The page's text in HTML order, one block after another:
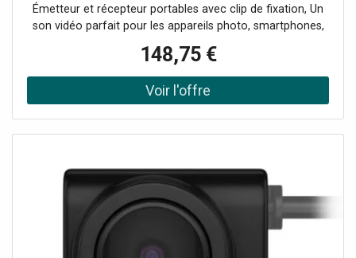
Émetteur et récepteur portables avec clip de fixation, Un
son vidéo parfait pour les appareils photo, smartphones,
griffe de l'appareil photo, etc., Conception ultra-compacte
et légère, Batteries rechargeables au lithium, Recharge via
prise USB-C, Émetteur avec microphone à condensateur
dB, -6 dB, -9 dB), Appairage automatique en 2 secondes,
Compatible avec les appareils iOS et Android, Portée
jusqu'à 40 m en ligne droite, 2,4 GHz sans licence dans le
monde entier, Jusqu'à 6 émetteurs peuvent fonctionner
en parallèle sans interférence., écran OLED, Pour des
148,75 €